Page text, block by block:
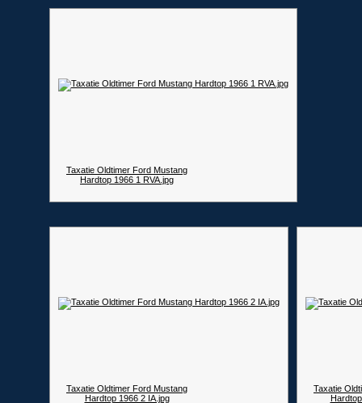
Taxatie Oldtimer Ford Mustang
Hardtop 1966 1 RVA.jpg
Taxatie Oldtimer Ford Mustang
Hardtop 1966 2 IA.jpg
Taxatie